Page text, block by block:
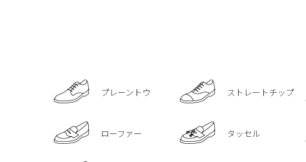
プレーントウ ストレートチップ
ローファー タッセル